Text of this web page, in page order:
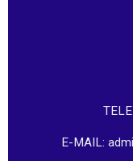
E-MAIL: